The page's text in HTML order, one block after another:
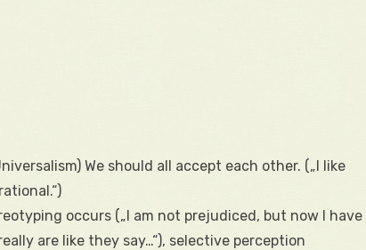
We should all accept each other. („I like
occurs („I am not prejudiced, but now I have
are like they say…“), selective perception